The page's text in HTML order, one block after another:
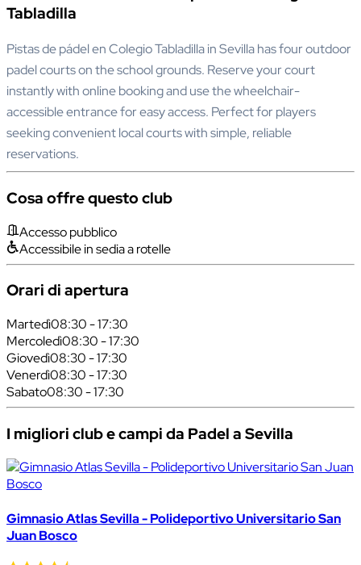
Tabladilla
Pistas de pádel en Colegio Tabladilla in Sevilla has four outdoor
padel courts on the school grounds. Reserve your court
instantly with online booking and use the wheelchair-
accessible entrance for easy access. Perfect for players
seeking convenient local courts with simple, reliable
reservations.
Cosa offre questo club
Accesso pubblico
Accessibile in sedia a rotelle
Orari di apertura
Martedì08:30 - 17:30
Mercoledì08:30 - 17:30
Giovedì08:30 - 17:30
Venerdì08:30 - 17:30
Sabato08:30 - 17:30
I migliori club e campi da Padel a Sevilla
Gimnasio Atlas Sevilla - Polideportivo Universitario San
Juan Bosco